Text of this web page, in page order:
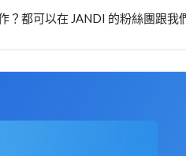
？都可以在 JANDI 的粉絲團跟我